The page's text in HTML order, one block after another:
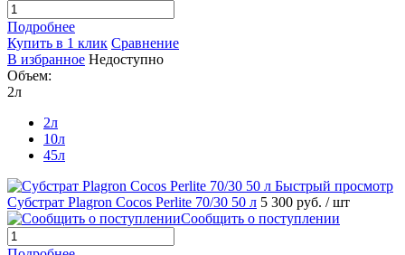
Подробнее
Купить в 1 клик Сравнение
В избранное Недоступно
Объем:
2л
2л
10л
45л
Быстрый просмотр
Субстрат Plagron Cocos Perlite 70/30 50 л 5 300 руб. / шт
Сообщить о поступлении